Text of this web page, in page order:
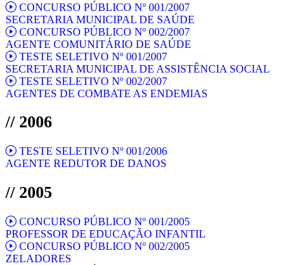
CONCURSO PÚBLICO Nº 001/2007
SECRETARIA MUNICIPAL DE SAÚDE
CONCURSO PÚBLICO Nº 002/2007
AGENTE COMUNITÁRIO DE SAÚDE
TESTE SELETIVO Nº 001/2007
SECRETARIA MUNICIPAL DE ASSISTÊNCIA SOCIAL
TESTE SELETIVO Nº 002/2007
AGENTES DE COMBATE AS ENDEMIAS
// 2006
TESTE SELETIVO Nº 001/2006
AGENTE REDUTOR DE DANOS
// 2005
CONCURSO PÚBLICO Nº 001/2005
PROFESSOR DE EDUCAÇÃO INFANTIL
CONCURSO PÚBLICO Nº 002/2005
ZELADORES